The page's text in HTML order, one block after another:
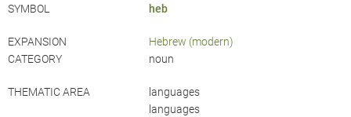
SYMBOL
heb
EXPANSION
Hebrew (modern)
CATEGORY
noun
THEMATIC AREA
languages
languages